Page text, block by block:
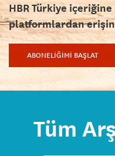
HBR Türkiye
platformlardan
ABONELİĞİMİ BAŞLAT
Tüm